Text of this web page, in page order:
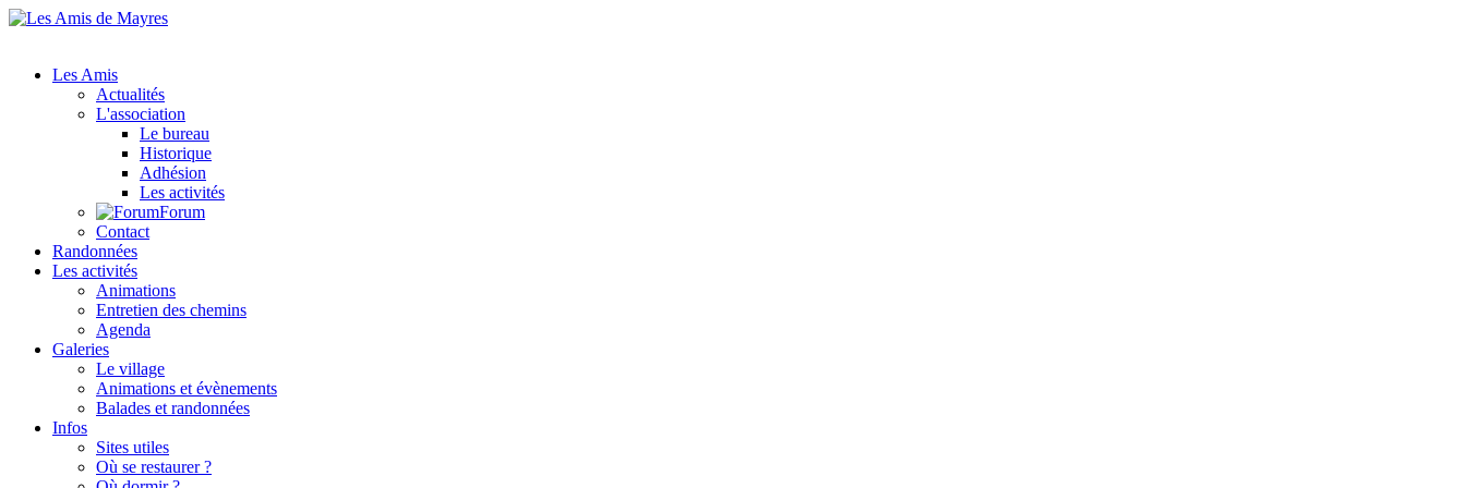
Les Amis
Actualités
L'association
Le bureau
Historique
Adhésion
Les activités
Forum
Contact
Randonnées
Les activités
Animations
Entretien des chemins
Agenda
Galeries
Le village
Animations et évènements
Balades et randonnées
Infos
Sites utiles
Où se restaurer ?